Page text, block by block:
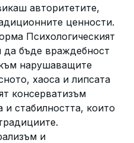
авторитетите,
ценности.
Психологическият
бъде враждебност
нарушаващите
хаоса и липсата
консерватизъм
и стабилността, които
и